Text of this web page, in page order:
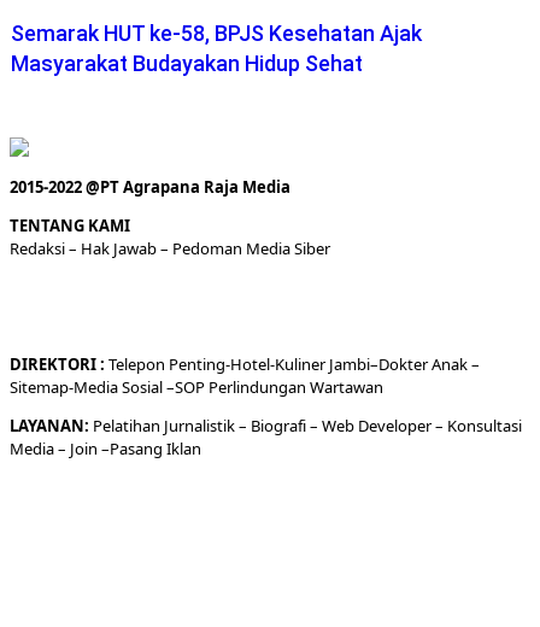
Semarak HUT ke-58, BPJS Kesehatan Ajak
Masyarakat Budayakan Hidup Sehat
2015-2022 @PT Agrapana Raja Media
TENTANG KAMI
Redaksi– Hak Jawab – Pedoman Media Siber
DIREKTORI: Telepon Penting-Hotel-KulinerJambi–DokterAnak –
Sitemap-Media Sosial –SOP Perlindungan Wartawan
LAYANAN: Pelatihan Jurnalistik – Biografi– Web Developer– Konsultasi
Media– Join –Pasang Iklan